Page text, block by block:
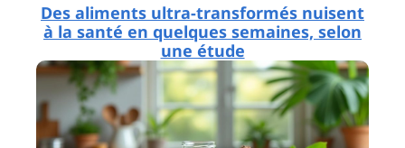
Des aliments ultra-transformés nuisent
à la santé en quelques semaines, selon
une étude